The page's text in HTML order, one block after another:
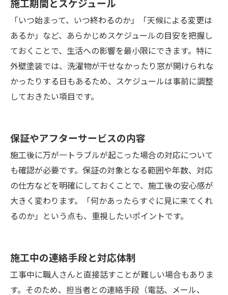
施工期間とスケジュール
「いつ始まって、いつ終わるのか」「天候による変更は
あるか」など、あらかじめスケジュールの目安を把握し
ておくことで、生活への影響を最小限にできます。特に
外壁塗装では、洗濯物が干せなかったり窓が開けられな
かったりする日もあるため、スケジュールは事前に調整
しておきたい項目です。
保証やアフターサービスの内容
施工後に万が一トラブルが起こった場合の対応について
も確認が必要です。保証の対象となる範囲や年数、対応
の仕方などを明確にしておくことで、施工後の安心感が
大きく変わります。「何かあったらすぐに見に来てくれ
るのか」という点も、重視したいポイントです。
施工中の連絡手段と対応体制
工事中に職人さんと直接話すことが難しい場合もありま
す。そのため、担当者との連絡手段（電話、メール、